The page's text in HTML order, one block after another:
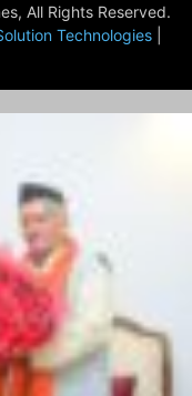
All Rights Reserved.
Technologies